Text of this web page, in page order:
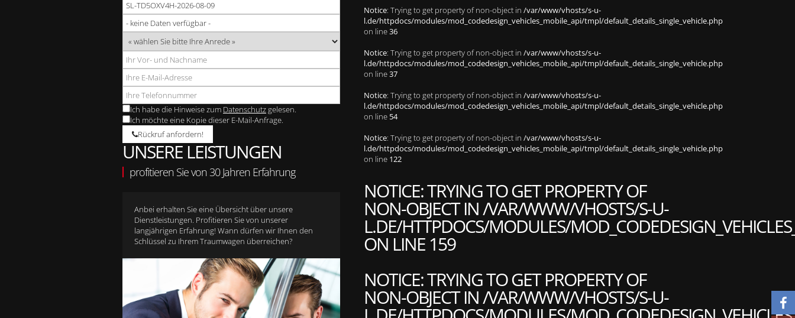
Notice: Trying to get property of non-object in /var/www/vhosts/s-u-
l.de/httpdocs/modules/mod_codedesign_vehicles_mobile_api/tmpl/default_details_single_vehicle.php
on line36
Notice: Trying to get property of non-object in /var/www/vhosts/s-u-
l.de/httpdocs/modules/mod_codedesign_vehicles_mobile_api/tmpl/default_details_single_vehicle.php
on line37
Notice: Trying to get property of non-object in /var/www/vhosts/s-u-
l.de/httpdocs/modules/mod_codedesign_vehicles_mobile_api/tmpl/default_details_single_vehicle.php
on line 54
Notice: Trying to get property of non-object in /var/www/vhosts/s-u-
l.de/httpdocs/modules/mod_codedesign_vehicles_mobile_api/tmpl/default_details_single_vehicle.php
on line 122
NOTICE: TRYING TO GET PROPERTY OF
NON-OBJECT IN/VAR/WWW/VHOSTS/S-U-
L.DE/HTTPDOCS/MODULES/
ON LINE 159
NOTICE: TRYING TO GET PROPERTY OF
NON-OBJECT IN/VAR/WWW/VHOSTS/S-U-
Ich habe die Hinweise zum Datenschutzgelesen.
Ich möchte eine Kopie dieser E-Mail-Anfrage.
Rückruf anfordern!
UNSERE LEISTUNGEN
profitieren Sie von 30 Jahren Erfahrung
Anbei erhalten Sie eine Übersicht über unsere
Dienstleistungen. Profitieren Sie von unserer
langjährigen Erfahrung! Wann dürfen wir Ihnen den
Schlüssel zu Ihrem Traumwagen überreichen?